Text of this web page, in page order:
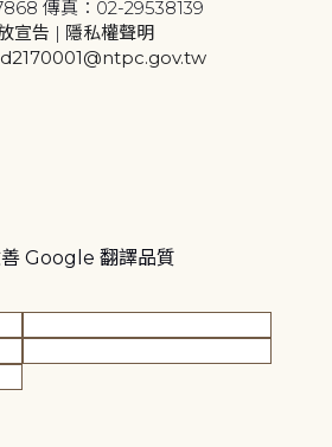
傳真：02-29538139
宣告 | 隱私權聲明
Google 翻譯品質